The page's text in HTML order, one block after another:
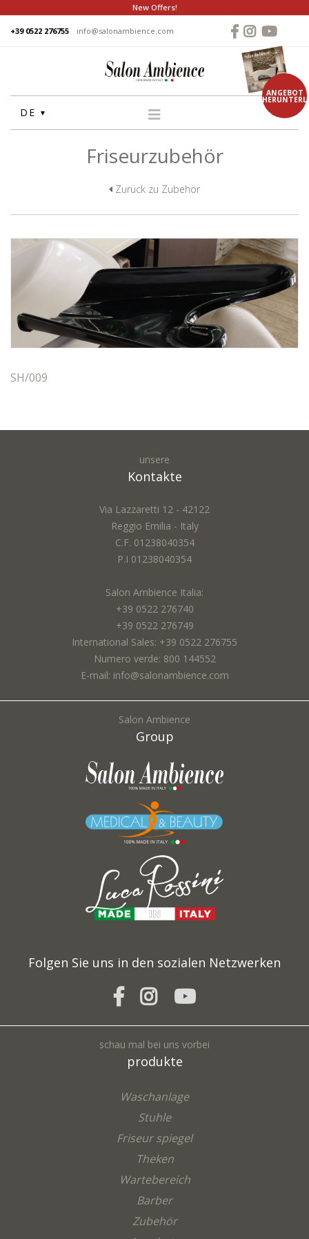
New Offers!
+39 0522 276755 info@salonambience.com
ANGEBOT
PRODUKTE
WASCHANLAGE
WARTEBEREICH
BARBER
ZUBEHÖR
DE
Friseurzubehör
Zurück zu Zubehör
SH/009
unsere
Kontakte
Via Lazzaretti 12 - 42122
Reggio Emilia - Italy
C.F. 01238040354
P.I 01238040354
Salon Ambience Italia:
+39 0522 276740
+39 0522 276749
International Sales: +39 0522 276755
Numero verde: 800 144552
E-mail: info@salonambience.com
Salon Ambience
Group
Folgen Sie uns in den sozialen Netzwerken
schau mal bei uns vorbei
produkte
Waschanlage
Stuhle
Friseur spiegel
Theken
Wartebereich
Barber
Zubehör